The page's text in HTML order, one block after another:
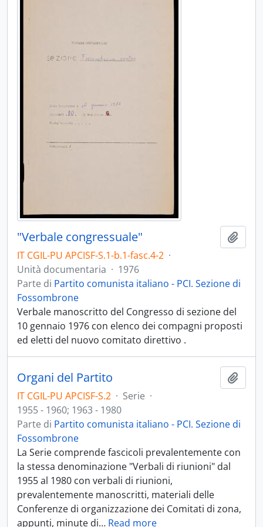
"Verbale congressuale"
IT CGIL-PU APCISF-S.1-b.1-fasc.4-2 ·
Unità documentaria · 1976
Parte di Partito comunista italiano - PCI. Sezione di
Fossombrone
Verbale manoscritto del Congresso di sezione del
10 gennaio 1976 con elenco dei compagni proposti
ed eletti del nuovo comitato direttivo .
Organi del Partito
IT CGIL-PU APCISF-S.2 · Serie ·
1955 - 1960; 1963 - 1980
Parte di Partito comunista italiano - PCI. Sezione di
Fossombrone
La Serie comprende fascicoli prevalentemente con
la stessa denominazione "Verbali di riunioni" dal
1955 al 1980 con verbali di riunioni,
prevalentemente manoscritti, materiali delle
Conferenze di organizzazione dei Comitati di zona,
appunti, minute di… Read more